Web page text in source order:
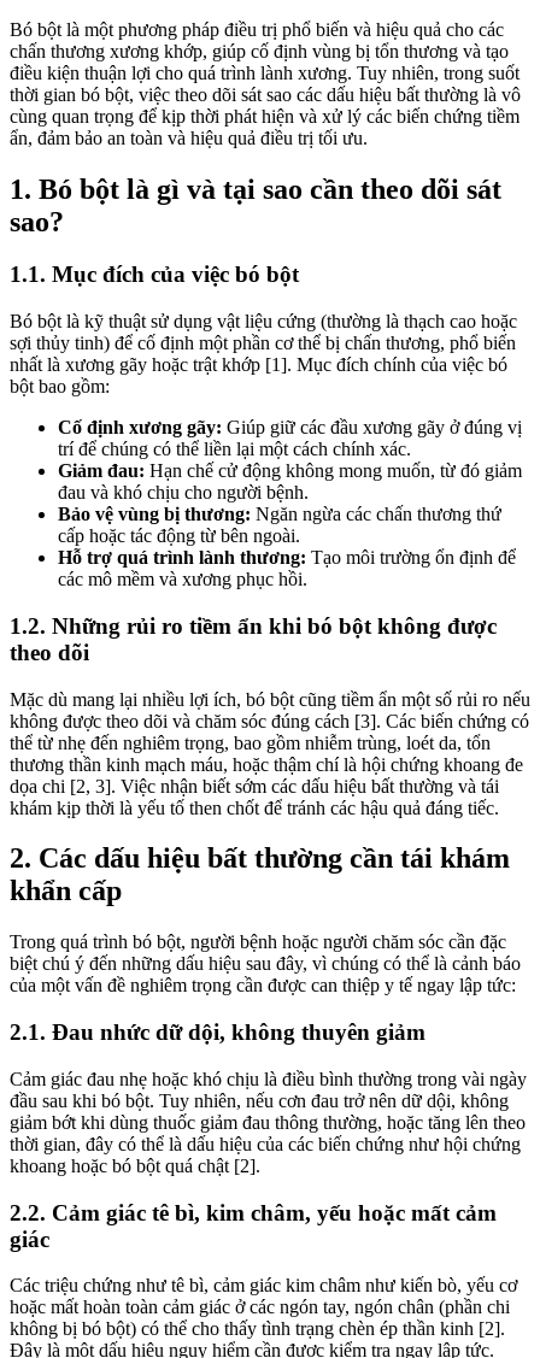
Bó bột là một phương pháp điều trị phổ biến và hiệu quả cho các
chấn thương xương khớp, giúp cố định vùng bị tổn thương và tạo
điều kiện thuận lợi cho quá trình lành xương. Tuy nhiên, trong suốt
thời gian bó bột, việc theo dõi sát sao các dấu hiệu bất thường là vô
cùng quan trọng để kịp thời phát hiện và xử lý các biến chứng tiềm
ẩn, đảm bảo an toàn và hiệu quả điều trị tối ưu.
1. Bó bột là gì và tại sao cần theo dõi sát
sao?
1.1. Mục đích của việc bó bột
Bó bột là kỹ thuật sử dụng vật liệu cứng (thường là thạch cao hoặc
sợi thủy tinh) để cố định một phần cơ thể bị chấn thương, phổ biến
nhất là xương gãy hoặc trật khớp [1]. Mục đích chính của việc bó
bột bao gồm:
Cố định xương gãy: Giúp giữ các đầu xương gãy ở đúng vị
trí để chúng có thể liền lại một cách chính xác.
Giảm đau: Hạn chế cử động không mong muốn, từ đó giảm
đau và khó chịu cho người bệnh.
Bảo vệ vùng bị thương: Ngăn ngừa các chấn thương thứ
cấp hoặc tác động từ bên ngoài.
Hỗ trợ quá trình lành thương: Tạo môi trường ổn định để
các mô mềm và xương phục hồi.
1.2. Những rủi ro tiềm ẩn khi bó bột không được
theo dõi
Mặc dù mang lại nhiều lợi ích, bó bột cũng tiềm ẩn một số rủi ro nếu
không được theo dõi và chăm sóc đúng cách [3]. Các biến chứng có
thể từ nhẹ đến nghiêm trọng, bao gồm nhiễm trùng, loét da, tổn
thương thần kinh mạch máu, hoặc thậm chí là hội chứng khoang đe
dọa chi [2, 3]. Việc nhận biết sớm các dấu hiệu bất thường và tái
khám kịp thời là yếu tố then chốt để tránh các hậu quả đáng tiếc.
2. Các dấu hiệu bất thường cần tái khám
khẩn cấp
Trong quá trình bó bột, người bệnh hoặc người chăm sóc cần đặc
biệt chú ý đến những dấu hiệu sau đây, vì chúng có thể là cảnh báo
của một vấn đề nghiêm trọng cần được can thiệp y tế ngay lập tức:
2.1. Đau nhức dữ dội, không thuyên giảm
Cảm giác đau nhẹ hoặc khó chịu là điều bình thường trong vài ngày
đầu sau khi bó bột. Tuy nhiên, nếu cơn đau trở nên dữ dội, không
giảm bớt khi dùng thuốc giảm đau thông thường, hoặc tăng lên theo
thời gian, đây có thể là dấu hiệu của các biến chứng như hội chứng
khoang hoặc bó bột quá chật [2].
2.2. Cảm giác tê bì, kim châm, yếu hoặc mất cảm
giác
Các triệu chứng như tê bì, cảm giác kim châm như kiến bò, yếu cơ
hoặc mất hoàn toàn cảm giác ở các ngón tay, ngón chân (phần chi
không bị bó bột) có thể cho thấy tình trạng chèn ép thần kinh [2].
Đây là một dấu hiệu nguy hiểm cần được kiểm tra ngay lập tức.